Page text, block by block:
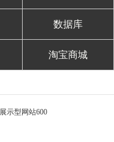
数据库
淘宝商城